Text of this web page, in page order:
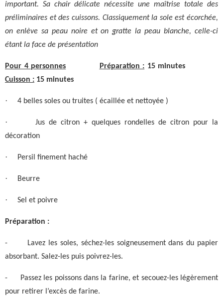
important. Sa chair délicate nécessite une maîtrise totale des
préliminaires et des cuissons. Classiquement la sole est écorchée,
on enlève sa peau noire et on gratte la peau blanche, celle-ci
étant la face de présentation
Pour 4 personnes Préparation : 15 minutes
Cuisson : 15 minutes
· 4 belles soles ou truites ( écaillée et nettoyée )
·
Jus de citron + quelques rondelles de citron pour la
décoration
· Persil finement haché
· Beurre
· Sel et poivre
Préparation :
-
Lavez les soles, séchez-les soigneusement dans du papier
absorbant. Salez-les puis poivrez-les.
-
Passez les poissons dans la farine, et secouez-les légèrement
pour retirer l’excès de farine.